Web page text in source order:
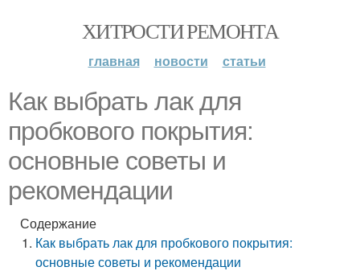
ХИТРОСТИ РЕМОНТА
главная новости статьи
Как выбрать лак для
пробкового покрытия:
основные советы и
рекомендации
Содержание
Как выбрать лак для пробкового покрытия:
основные советы и рекомендации